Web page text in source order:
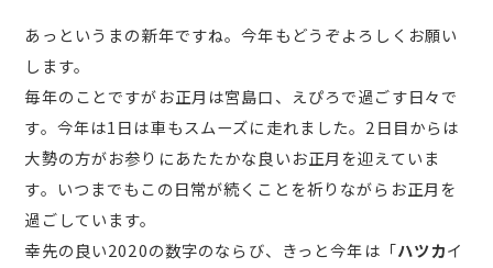
あっというまの新年ですね。今年もどうぞよろしくお願い
します。
毎年のことですがお正月は宮島口、えぴろで過ごす日々で
す。今年は1日は車もスムーズに走れました。2日目からは
大勢の方がお参りにあたたかな良いお正月を迎えていま
す。いつまでもこの日常が続くことを祈りながらお正月を
過ごしています。
幸先の良い2020の数字のならび、きっと今年は「ハツカイ